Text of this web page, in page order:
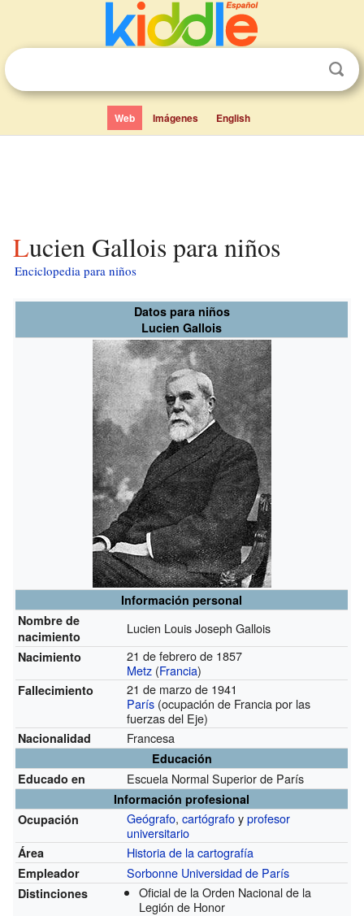
Web Imágenes English
Lucien Gallois para niños
Enciclopedia para niños
Datos para niños
Lucien Gallois
Información personal
Nombre de
nacimiento
Lucien Louis Joseph Gallois
Nacimiento
21 de febrero de 1857
Metz (Francia)
Fallecimiento
21 de marzo de 1941
París (ocupación de Francia por las
fuerzas del Eje)
Nacionalidad Francesa
Educación
Educado en
Escuela Normal Superior de París
Información profesional
Ocupación
Geógrafo,cartógrafoyprofesor
universitario
Área Historia de la cartografía
Empleador Sorbonne Universidad de París
Distinciones
Oficial de la Orden Nacional de la
Legión de Honor